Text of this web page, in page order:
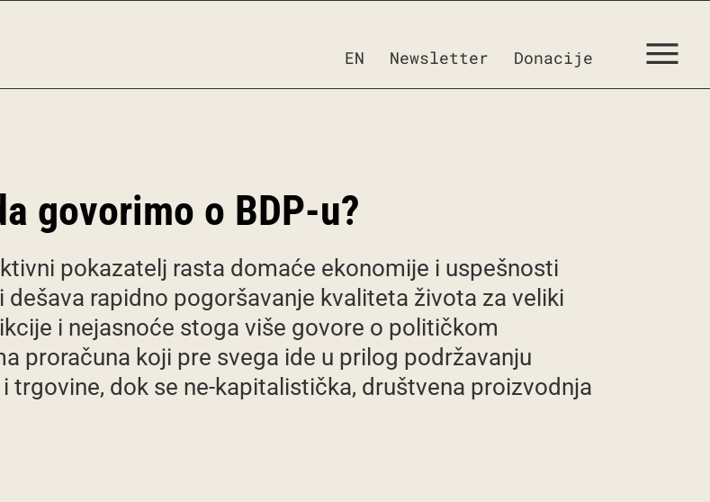
EN Newsletter Donacije
govorimo o BDP-u?
pokazatelj rasta domaće ekonomije i uspešnosti
rapidno pogoršavanje kvaliteta života za veliki
i nejasnoće stoga više govore o političkom
proračuna koji pre svega ide u prilog podržavanju
trgovine, dok se ne-kapitalistička, društvena proizvodnja